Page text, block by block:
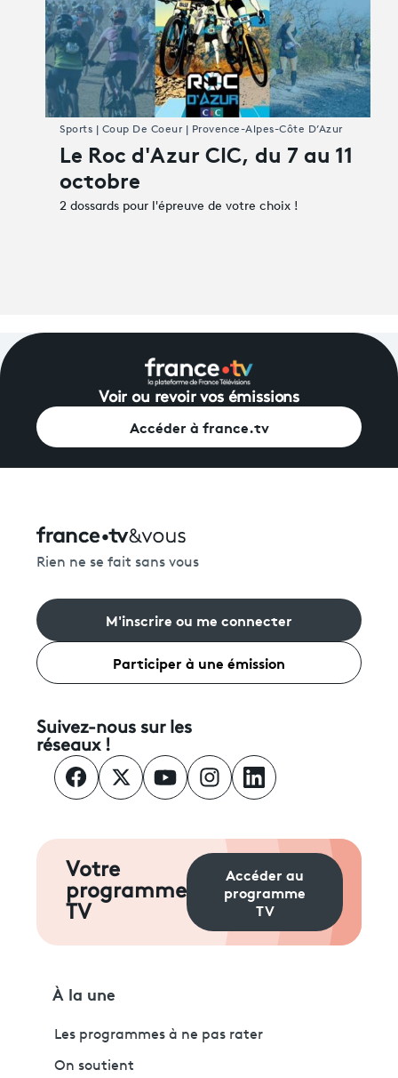
Le Roc d'Azur CIC, du 7 au 11
octobre
2 dossards pour l'épreuve de votre choix !
Sports | Coup De Coeur | Provence-Alpes-Côte D’Azur
Voir ou revoir vos émissions
Accéder à france.tv
Rien ne se fait sans vous
M'inscrire ou me connecter
Participer à une émission
Suivez-nous sur les
réseaux !
Votre
programme
TV
Accéder au
programme
TV
À la une
Les programmes à ne pas rater
On soutient